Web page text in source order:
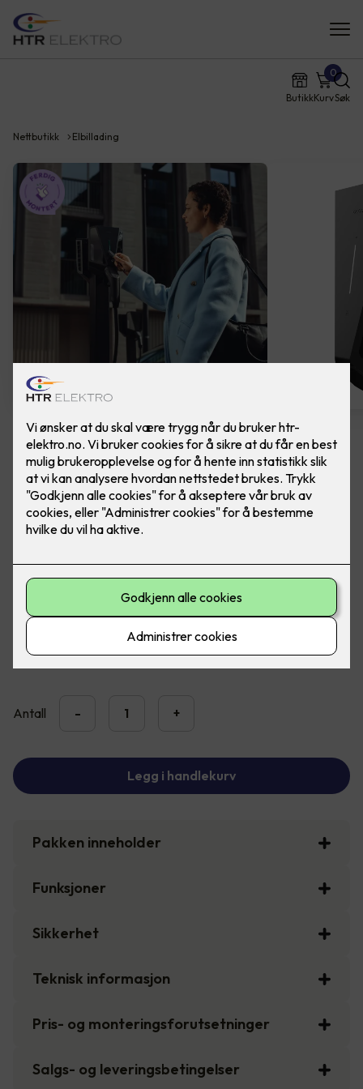
ButikkKurv
0
Søk
Nettbutikk Elbillading
Easee Charge Max
Ferdig montert elbillader. Easee Charge Max er
kraftig, presis og solid.
En MID-sertifisert elbillader designet for å levere nøyaktige
strømmålinger, forståelige fakturaer og full kontroll over
ladekostnadene.
20,990,-
Antall - +
Legg i handlekurv
Pakken inneholder
Funksjoner
Sikkerhet
Teknisk informasjon
Pris- og monteringsforutsetninger
Salgs- og leveringsbetingelser